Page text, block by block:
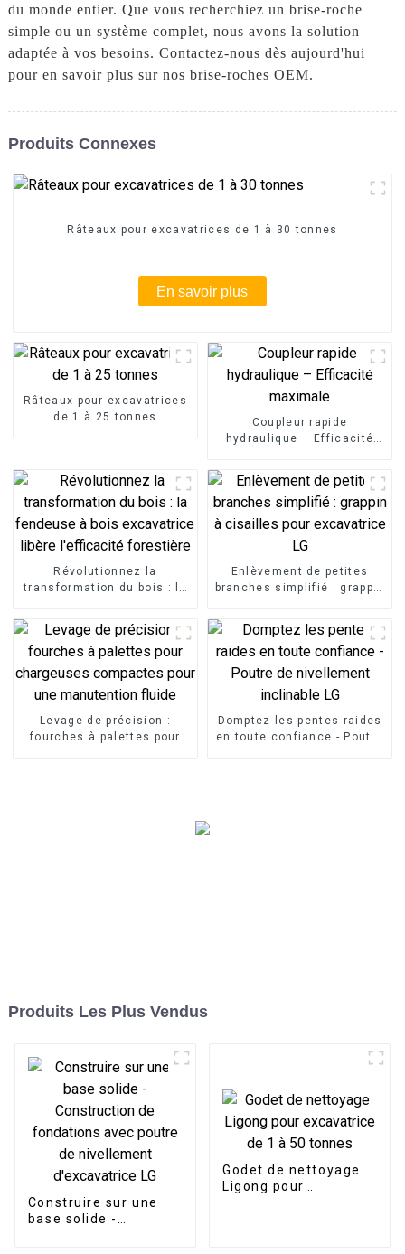
du monde entier. Que vous recherchiez un brise-roche
simple ou un système complet, nous avons la solution
adaptée à vos besoins. Contactez-nous dès aujourd'hui
pour en savoir plus sur nos brise-roches OEM.
Produits Connexes
Râteaux pour excavatrices de 1 à 30 tonnes
En savoir plus
Râteaux pour excavatrices
de 1 à 25 tonnes
Coupleur rapide
hydraulique – Efficacité
Révolutionnez la
transformation du bois : la
l'efficacité forestière
Enlèvement de petites
branches simplifié : grappin
Levage de précision :
fourches à palettes pour
Domptez les pentes raides
en toute confiance - Poutre
Produits Les Plus Vendus
Construire sur une
base solide -
Godet de nettoyage
Ligong pour